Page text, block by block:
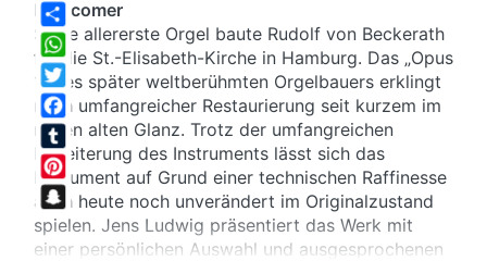
Share
WhatsApp
Twitter
Facebook
Tumblr
Pinterest
Snapchat
Newcomer
Seine allererste Orgel baute Rudolf von Beckerath
für die St.-Elisabeth-Kirche in Hamburg. Das „Opus
1“ des später weltberühmten Orgelbauers erklingt
nach umfangreicher Restaurierung seit kurzem im
neuen alten Glanz. Trotz der umfangreichen
Erweiterung des Instruments lässt sich das
Instrument auf Grund einer technischen Raffinesse
auch heute noch unverändert im Originalzustand
spielen. Jens Ludwig präsentiert das Werk mit
einer persönlichen Auswahl und ausgesprochenen